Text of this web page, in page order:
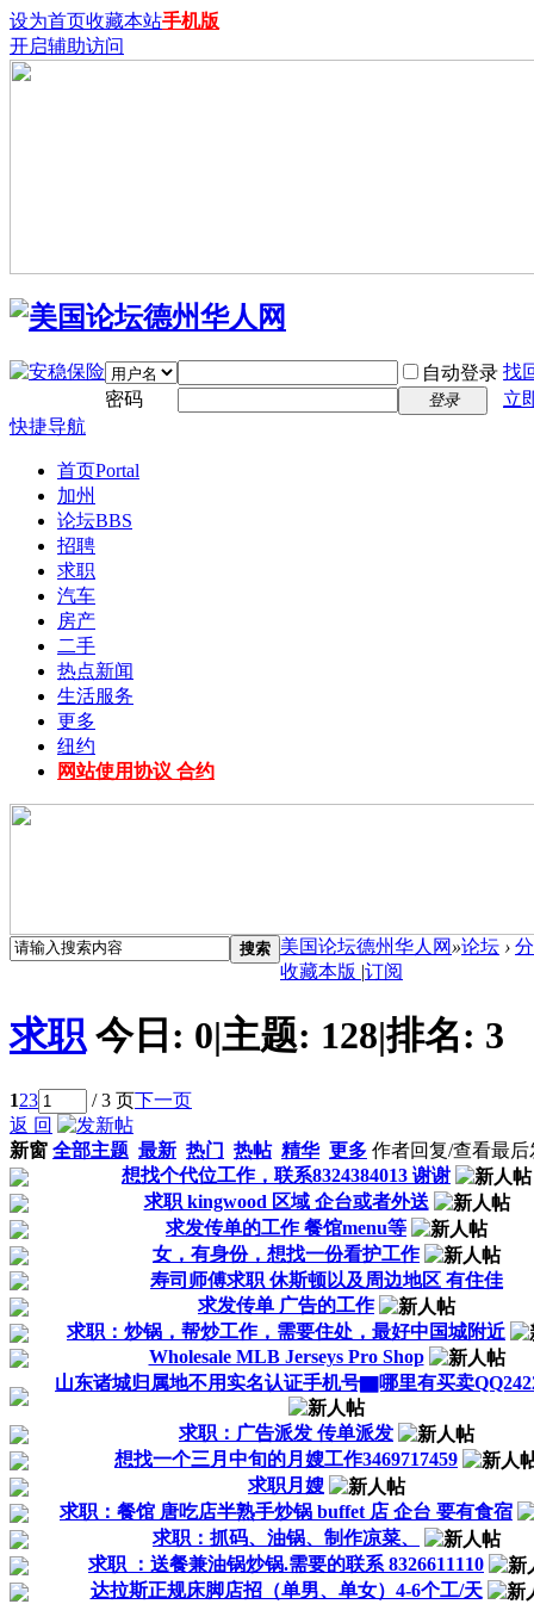
设为首页收藏本站手机版
开启辅助访问
自动登录 找
密码
登录
立
快捷导航
首页Portal
加州
论坛BBS
招聘
求职
汽车
房产
二手
热点新闻
生活服务
更多
纽约
网站使用协议 合约
搜索 美国论坛德州华人网 »论坛 ›
收藏本版 |订阅
求职 今日: 0|主题: 128|排名: 3
123 / 3 页下一页
返 回
新窗 全部主题 最新 热门 热帖 精华 更多 作者回复/查看最后
想找个代位工作，联系8324384013 谢谢
求职 kingwood 区域 企台或者外送
求发传单的工作 餐馆menu等
女，有身份，想找一份看护工作
寿司师傅求职 休斯顿以及周边地区 有住佳
求发传单 广告的工作
求职：炒锅，帮炒工作，需要住处，最好中国城附近
Wholesale MLB Jerseys Pro Shop
山东诸城归属地不用实名认证手机号▇哪里有买卖
求职：广告派发 传单派发
想找一个三月中旬的月嫂工作3469717459
求职月嫂
求职：餐馆 唐吃店半熟手炒锅 buffet 店 企台 要有食宿
求职：抓码、油锅、制作凉菜、
求职 ：送餐兼油锅炒锅.需要的联系 8326611110
达拉斯正规床脚店招（单男、单女）4-6个工/天